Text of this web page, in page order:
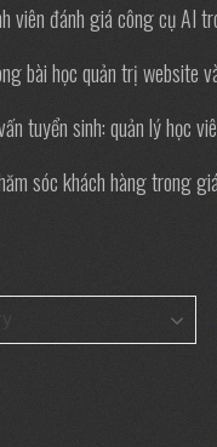
viên đánh giá công cụ AI
bài học quản trị website
tuyển sinh: quản lý học
sóc khách hàng trong